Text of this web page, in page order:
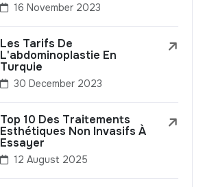
16 November 2023
Les Tarifs De
L'abdominoplastie En
Turquie
30 December 2023
Top 10 Des Traitements
Esthétiques Non Invasifs À
Essayer
12 August 2025